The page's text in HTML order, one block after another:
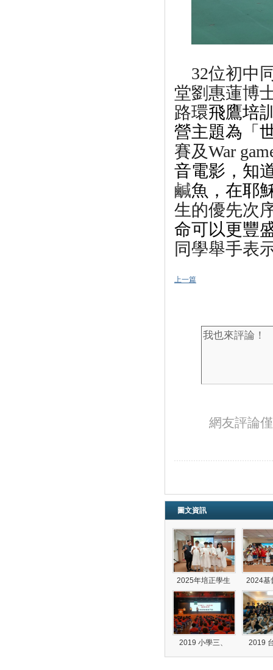
32位初中
堂劉惠蓮博
路環飛鷹培
營主題為「
賽及War
音電影，知
鹹魚，在耶
生的優先次
命可以更豐
同學舉手表
上一篇
網友評論
圖文資訊
2025年培正學生 2024基
2019 小學三、 2019